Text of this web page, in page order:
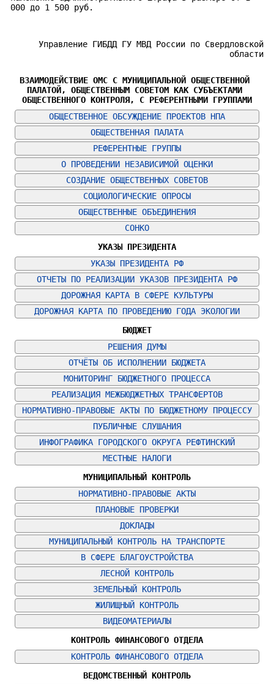
000 до 1 500 руб.
Управление ГИБДД ГУ МВД России по Свердловской
области
ВЗАИМОДЕЙСТВИЕ ОМС С МУНИЦИПАЛЬНОЙ ОБЩЕСТВЕННОЙ
ПАЛАТОЙ, ОБЩЕСТВЕННЫМ СОВЕТОМ КАК СУБЪЕКТАМИ
ОБЩЕСТВЕННОГО КОНТРОЛЯ, С РЕФЕРЕНТНЫМИ ГРУППАМИ
ОБЩЕСТВЕННОЕ ОБСУЖДЕНИЕ ПРОЕКТОВ НПА
ОБЩЕСТВЕННАЯ ПАЛАТА
РЕФЕРЕНТНЫЕ ГРУППЫ
О ПРОВЕДЕНИИ НЕЗАВИСИМОЙ ОЦЕНКИ
СОЗДАНИЕ ОБЩЕСТВЕННЫХ СОВЕТОВ
СОЦИОЛОГИЧЕСКИЕ ОПРОСЫ
ОБЩЕСТВЕННЫЕ ОБЪЕДИНЕНИЯ
СОНКО
УКАЗЫ ПРЕЗИДЕНТА
УКАЗЫ ПРЕЗИДЕНТА РФ
ОТЧЕТЫ ПО РЕАЛИЗАЦИИ УКАЗОВ ПРЕЗИДЕНТА РФ
ДОРОЖНАЯ КАРТА В СФЕРЕ КУЛЬТУРЫ
ДОРОЖНАЯ КАРТА ПО ПРОВЕДЕНИЮ ГОДА ЭКОЛОГИИ
БЮДЖЕТ
РЕШЕНИЯ ДУМЫ
ОТЧЁТЫ ОБ ИСПОЛНЕНИИ БЮДЖЕТА
МОНИТОРИНГ БЮДЖЕТНОГО ПРОЦЕССА
РЕАЛИЗАЦИЯ МЕЖБЮДЖЕТНЫХ ТРАНСФЕРТОВ
НОРМАТИВНО-ПРАВОВЫЕ АКТЫ ПО БЮДЖЕТНОМУ ПРОЦЕССУ
ПУБЛИЧНЫЕ СЛУШАНИЯ
ИНФОГРАФИКА ГОРОДСКОГО ОКРУГА РЕФТИНСКИЙ
МЕСТНЫЕ НАЛОГИ
МУНИЦИПАЛЬНЫЙ КОНТРОЛЬ
НОРМАТИВНО-ПРАВОВЫЕ АКТЫ
ПЛАНОВЫЕ ПРОВЕРКИ
ДОКЛАДЫ
МУНИЦИПАЛЬНЫЙ КОНТРОЛЬ НА ТРАНСПОРТЕ
В СФЕРЕ БЛАГОУСТРОЙСТВА
ЛЕСНОЙ КОНТРОЛЬ
ЗЕМЕЛЬНЫЙ КОНТРОЛЬ
ЖИЛИЩНЫЙ КОНТРОЛЬ
ВИДЕОМАТЕРИАЛЫ
КОНТРОЛЬ ФИНАНСОВОГО ОТДЕЛА
КОНТРОЛЬ ФИНАНСОВОГО ОТДЕЛА
ВЕДОМСТВЕННЫЙ КОНТРОЛЬ